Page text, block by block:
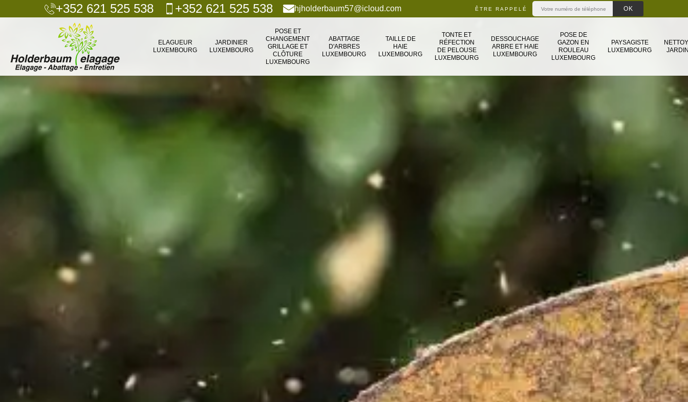
+352 621 525 538 +352 621 525 538 hjholderbaum57@icloud.com ÊTRE RAPPELÉ
ELAGUEUR
LUXEMBOURG
JARDINIER
LUXEMBOURG
POSE ET
CHANGEMENT
GRILLAGE ET
CLÔTURE
LUXEMBOURG
ABATTAGE
D'ARBRES
LUXEMBOURG
TAILLE DE
HAIE
LUXEMBOURG
TONTE ET
RÉFECTION
DE PELOUSE
LUXEMBOURG
DESSOUCHAGE
ARBRE ET HAIE
LUXEMBOURG
POSE DE
GAZON EN
ROULEAU
LUXEMBOURG
PAYSAGISTE
LUXEMBOURG